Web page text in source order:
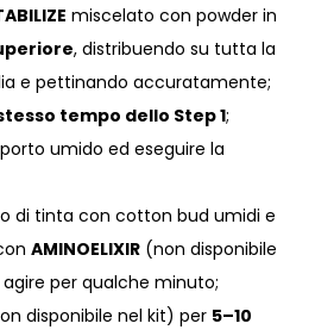
miscelato con powder in
, distribuendo su tutta la
e pettinando accuratamente;
tempo dello Step 1;
umido ed eseguire la
di tinta con cotton bud umidi e
AMINOELIXIR (non disponibile
per qualche minuto;
disponibile nel kit) per 5–10